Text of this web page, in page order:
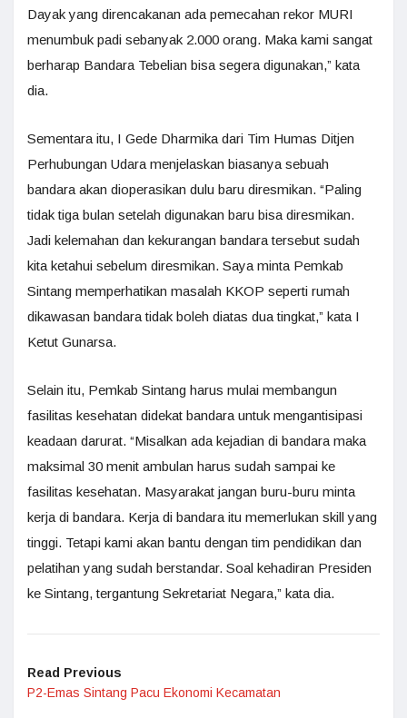
Dayak yang direncakanan ada pemecahan rekor MURI
menumbuk padi sebanyak 2.000 orang. Maka kami sangat
berharap Bandara Tebelian bisa segera digunakan,” kata
dia.
Sementara itu, I Gede Dharmika dari Tim Humas Ditjen
Perhubungan Udara menjelaskan biasanya sebuah
bandara akan dioperasikan dulu baru diresmikan. “Paling
tidak tiga bulan setelah digunakan baru bisa diresmikan.
Jadi kelemahan dan kekurangan bandara tersebut sudah
kita ketahui sebelum diresmikan. Saya minta Pemkab
Sintang memperhatikan masalah KKOP seperti rumah
dikawasan bandara tidak boleh diatas dua tingkat,” kata I
Ketut Gunarsa.
Selain itu, Pemkab Sintang harus mulai membangun
fasilitas kesehatan didekat bandara untuk mengantisipasi
keadaan darurat. “Misalkan ada kejadian di bandara maka
maksimal 30 menit ambulan harus sudah sampai ke
fasilitas kesehatan. Masyarakat jangan buru-buru minta
kerja di bandara. Kerja di bandara itu memerlukan skill yang
tinggi. Tetapi kami akan bantu dengan tim pendidikan dan
pelatihan yang sudah berstandar. Soal kehadiran Presiden
ke Sintang, tergantung Sekretariat Negara,” kata dia.
Read Previous
P2-Emas Sintang Pacu Ekonomi Kecamatan